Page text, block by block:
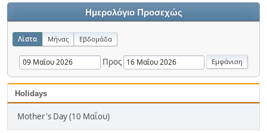
Ημερολόγιο Προσεχώς
Λίστα Μήνας Εβδομάδα
Προς
Holidays
Mother's Day (10 Μαΐου)